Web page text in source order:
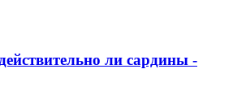
ли сардины -